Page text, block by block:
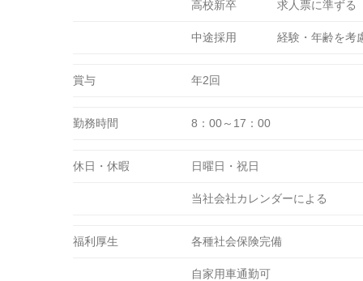
高校新卒 求人票に準ずる
中途採用 経験・年齢を考
賞与 年2回
勤務時間 8：00～17：00
休日・休暇 日曜日・祝日
当社会社カレンダーによる
福利厚生 各種社会保険完備
自家用車通勤可